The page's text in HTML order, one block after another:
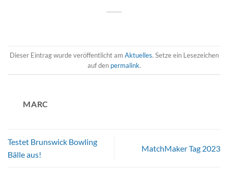
Dieser Eintrag wurde veröffentlicht am Aktuelles. Setze ein Lesezeichen
auf den permalink.
MARC
Testet Brunswick Bowling
Bälle aus!
MatchMaker Tag 2023